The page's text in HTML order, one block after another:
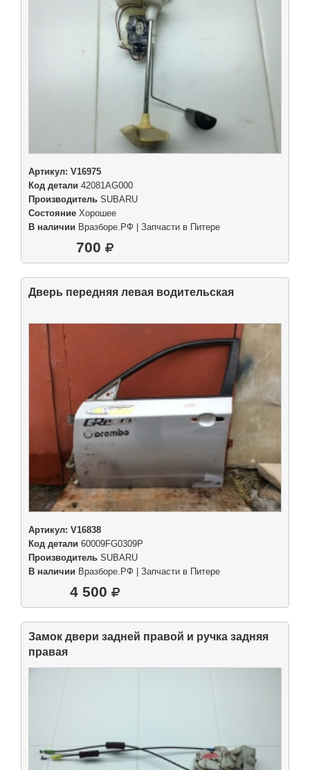
Артикул: V16975
Код детали 42081AG000
Производитель SUBARU
Состояние Хорошее
В наличии Вразборе.РФ | Запчасти в Питере
700
Дверь передняя левая водительская
Артикул: V16838
Код детали 60009FG0309P
Производитель SUBARU
В наличии Вразборе.РФ | Запчасти в Питере
4 500
Замок двери задней правой и ручка задняя
правая